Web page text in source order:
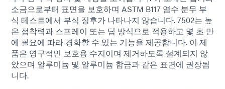
소금으로부터 표면을 보호하며 ASTM B117 염수 분무 부
식 테스트에서 부식 징후가 나타나지 않습니다. 7502는 높
은 접착력과 스프레이 또는 딥 방식으로 적용하고 몇 초 만
에 필요에 따라 경화할 수 있는 기능을 제공합니다. 이 제
품은 영구적인 보호용 수지이며 제거하도록 설계되지 않
았으며 알루미늄 및 알루미늄 합금과 같은 표면에 권장됩
니다.